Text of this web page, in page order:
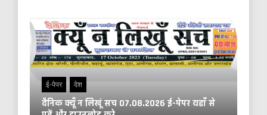
ई-पेपर देश
दैनिक क्यूँ न लिखूं सच 07.08.2026 ई-पेपर यहाँ से